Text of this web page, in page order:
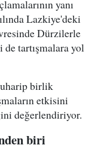
yanı
Lazkiye'deki
Dürzilerle
tartışmalara yol
birlik
etkisini
değerlendiriyor.
biri